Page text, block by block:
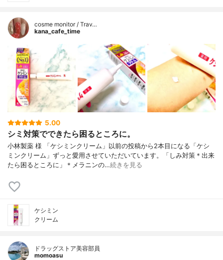
cosme monitor / Trav…
kana_cafe_time
5.00
シミ対策でできたら困るところに。
小林製薬 様 「ケシミンクリーム」以前の投稿から2本目になる「ケシ
ミンクリーム」ずっと愛用させていただいています。「しみ対策＊出来
たら困るところに」＊メラニンの…続きを見る
ケシミン
クリーム
ドラッグストア美容部員
momoasu